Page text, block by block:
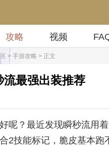
攻略 视频
> 手游攻略 > 正文
流最强出装推荐
呢？最近发现瞬秒流用
2技能标记，脆皮基本跑